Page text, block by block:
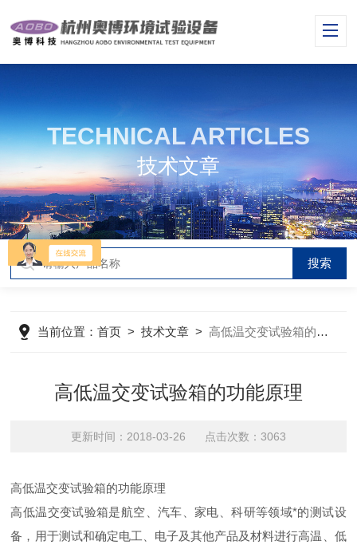
TECHNICAL ARTICLES
技术文章
当前位置：首页 >技术文章 >高低温交变试验箱的功能原理
高低温交变试验箱的功能原理
更新时间：2018-03-26 点击次数：3063
高低温交变试验箱的功能原理
高低温交变试验箱是航空、汽车、家电、科研等领域*的测试设
备，用于测试和确定电工、电子及其他产品及材料进行高温、低